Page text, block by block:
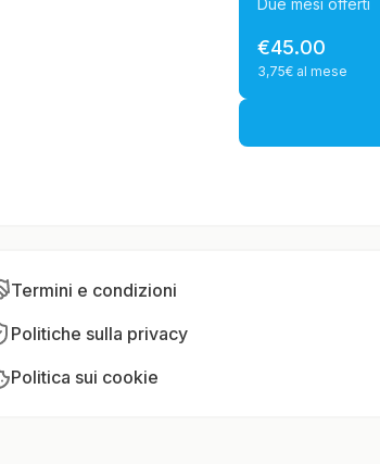
Due mesi offerti
€45.00
3,75€ al mese
Termini e condizioni
Politiche sulla privacy
Politica sui cookie